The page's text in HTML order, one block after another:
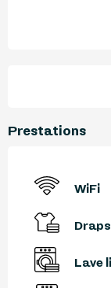
Prestations
WiFi
Lave